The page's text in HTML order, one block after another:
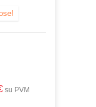
su PVM